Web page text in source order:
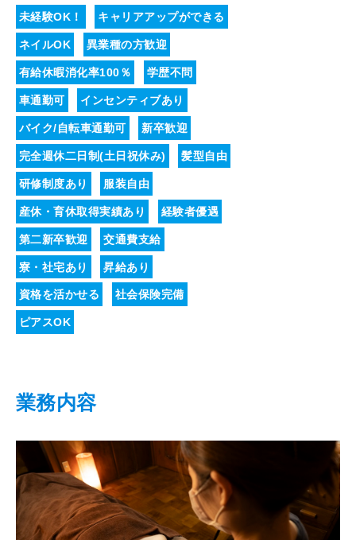
未経験OK！ キャリアアップができる
ネイルOK 異業種の方歓迎
有給休暇消化率100％ 学歴不問
車通勤可 インセンティブあり
バイク/自転車通勤可 新卒歓迎
完全週休二日制(土日祝休み) 髪型自由
研修制度あり 服装自由
産休・育休取得実績あり 経験者優遇
第二新卒歓迎 交通費支給
寮・社宅あり 昇給あり
資格を活かせる 社会保険完備
ピアスOK
業務内容